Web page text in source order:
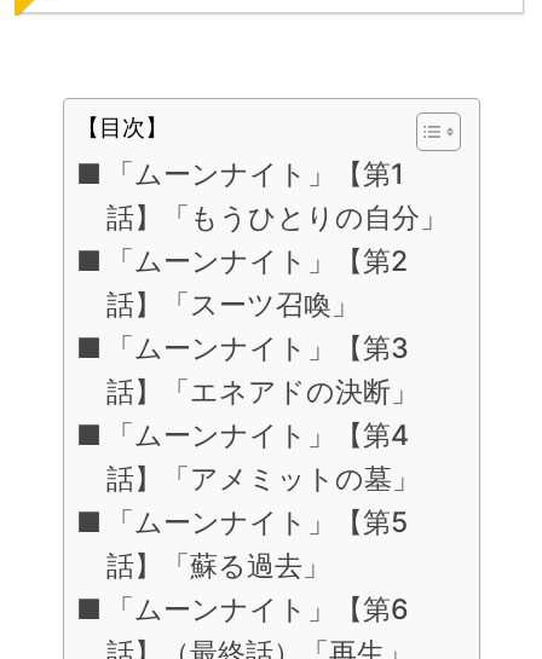
【目次】
「ムーンナイト」【第1
話】「もうひとりの自分」
「ムーンナイト」【第2
話】「スーツ召喚」
「ムーンナイト」【第3
話】「エネアドの決断」
「ムーンナイト」【第4
話】「アメミットの墓」
「ムーンナイト」【第5
話】「蘇る過去」
「ムーンナイト」【第6